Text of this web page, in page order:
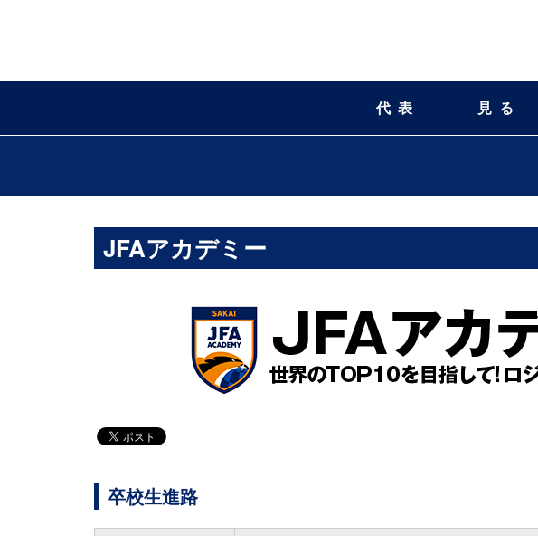
代表 見る
JFAアカデミー
卒校生進路